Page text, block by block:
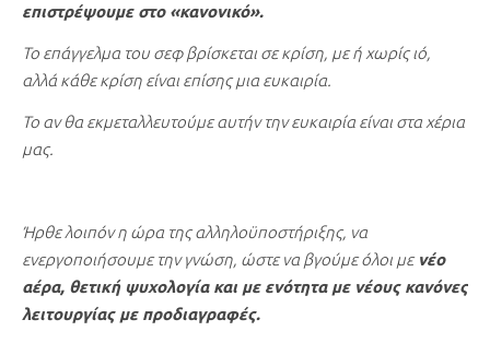
επιστρέψουμε στο «κανονικό».
Το επάγγελμα του σεφ βρίσκεται σε κρίση, με ή χωρίς ιό,
αλλά κάθε κρίση είναι επίσης μια ευκαιρία.
Το αν θα εκμεταλλευτούμε αυτήν την ευκαιρία είναι στα χέρια
μας.
Ήρθε λοιπόν η ώρα της αλληλοϋποστήριξης, να
ενεργοποιήσουμε την γνώση, ώστε να βγούμε όλοι μενέο
αέρα, θετική ψυχολογία και με ενότητα με νέους κανόνες
λειτουργίας με προδιαγραφές.